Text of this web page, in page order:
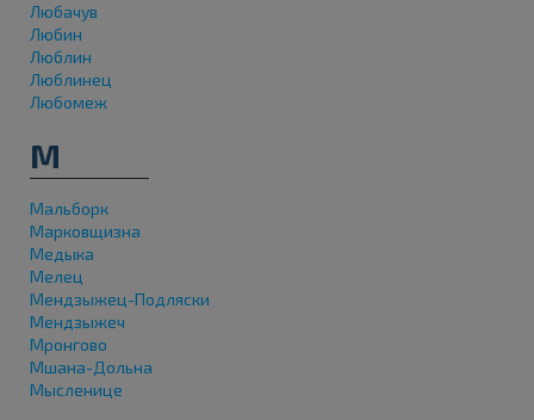
Любачув
Любин
Люблин
Люблинец
Любомеж
М
Мальборк
Марковщизна
Медыка
Мелец
Мендзыжец-Подляски
Мендзыжеч
Мронгово
Мшана-Дольна
Мысленице